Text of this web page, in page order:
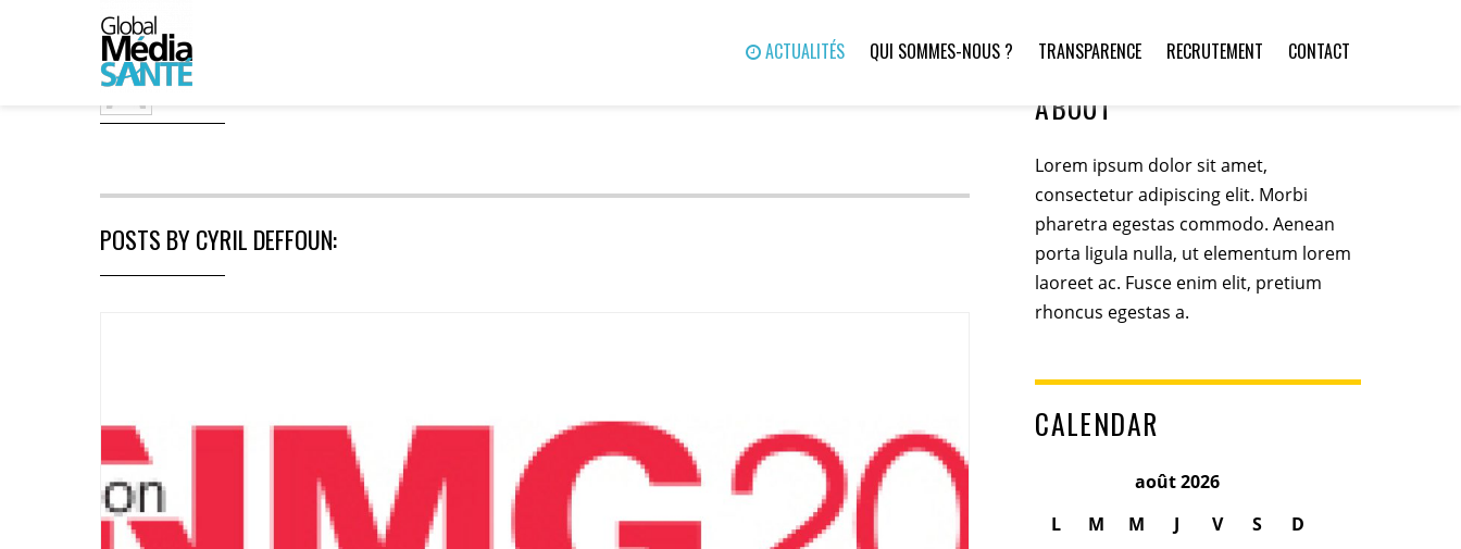
ACTUALITÉS QUI SOMMES-NOUS ? TRANSPARENCE RECRUTEMENT CONTACT
ABOUT
POSTS BY CYRIL DEFFOUN:
ABOUT
Lorem ipsum dolor sit amet,
consectetur adipiscing elit. Morbi
pharetra egestas commodo. Aenean
porta ligula nulla, ut elementum lorem
laoreet ac. Fusce enim elit, pretium
rhoncus egestas a.
CALENDAR
août 2026
L
M M J V S
D